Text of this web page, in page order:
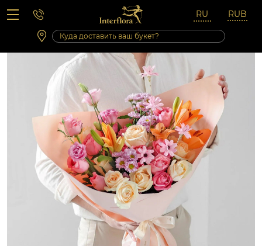
Вопросы-ответы
Сб 10:00 ‐ 14:00
Выходные и праздничные дни